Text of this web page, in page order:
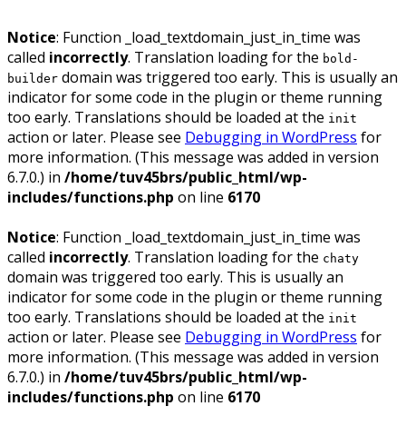
Notice: Function _load_textdomain_just_in_time was
called incorrectly. Translation loading for the bold-
builder domain was triggered too early. This is usually an
indicator for some code in the plugin or theme running
too early. Translations should be loaded at the init
action or later. Please see Debugging in WordPress for
more information. (This message was added in version
6.7.0.) in /home/tuv45brs/public_html/wp-
includes/functions.php on line 6170
Notice: Function _load_textdomain_just_in_time was
called incorrectly. Translation loading for the chaty
domain was triggered too early. This is usually an
indicator for some code in the plugin or theme running
too early. Translations should be loaded at the init
action or later. Please see Debugging in WordPress for
more information. (This message was added in version
6.7.0.) in /home/tuv45brs/public_html/wp-
includes/functions.php on line 6170